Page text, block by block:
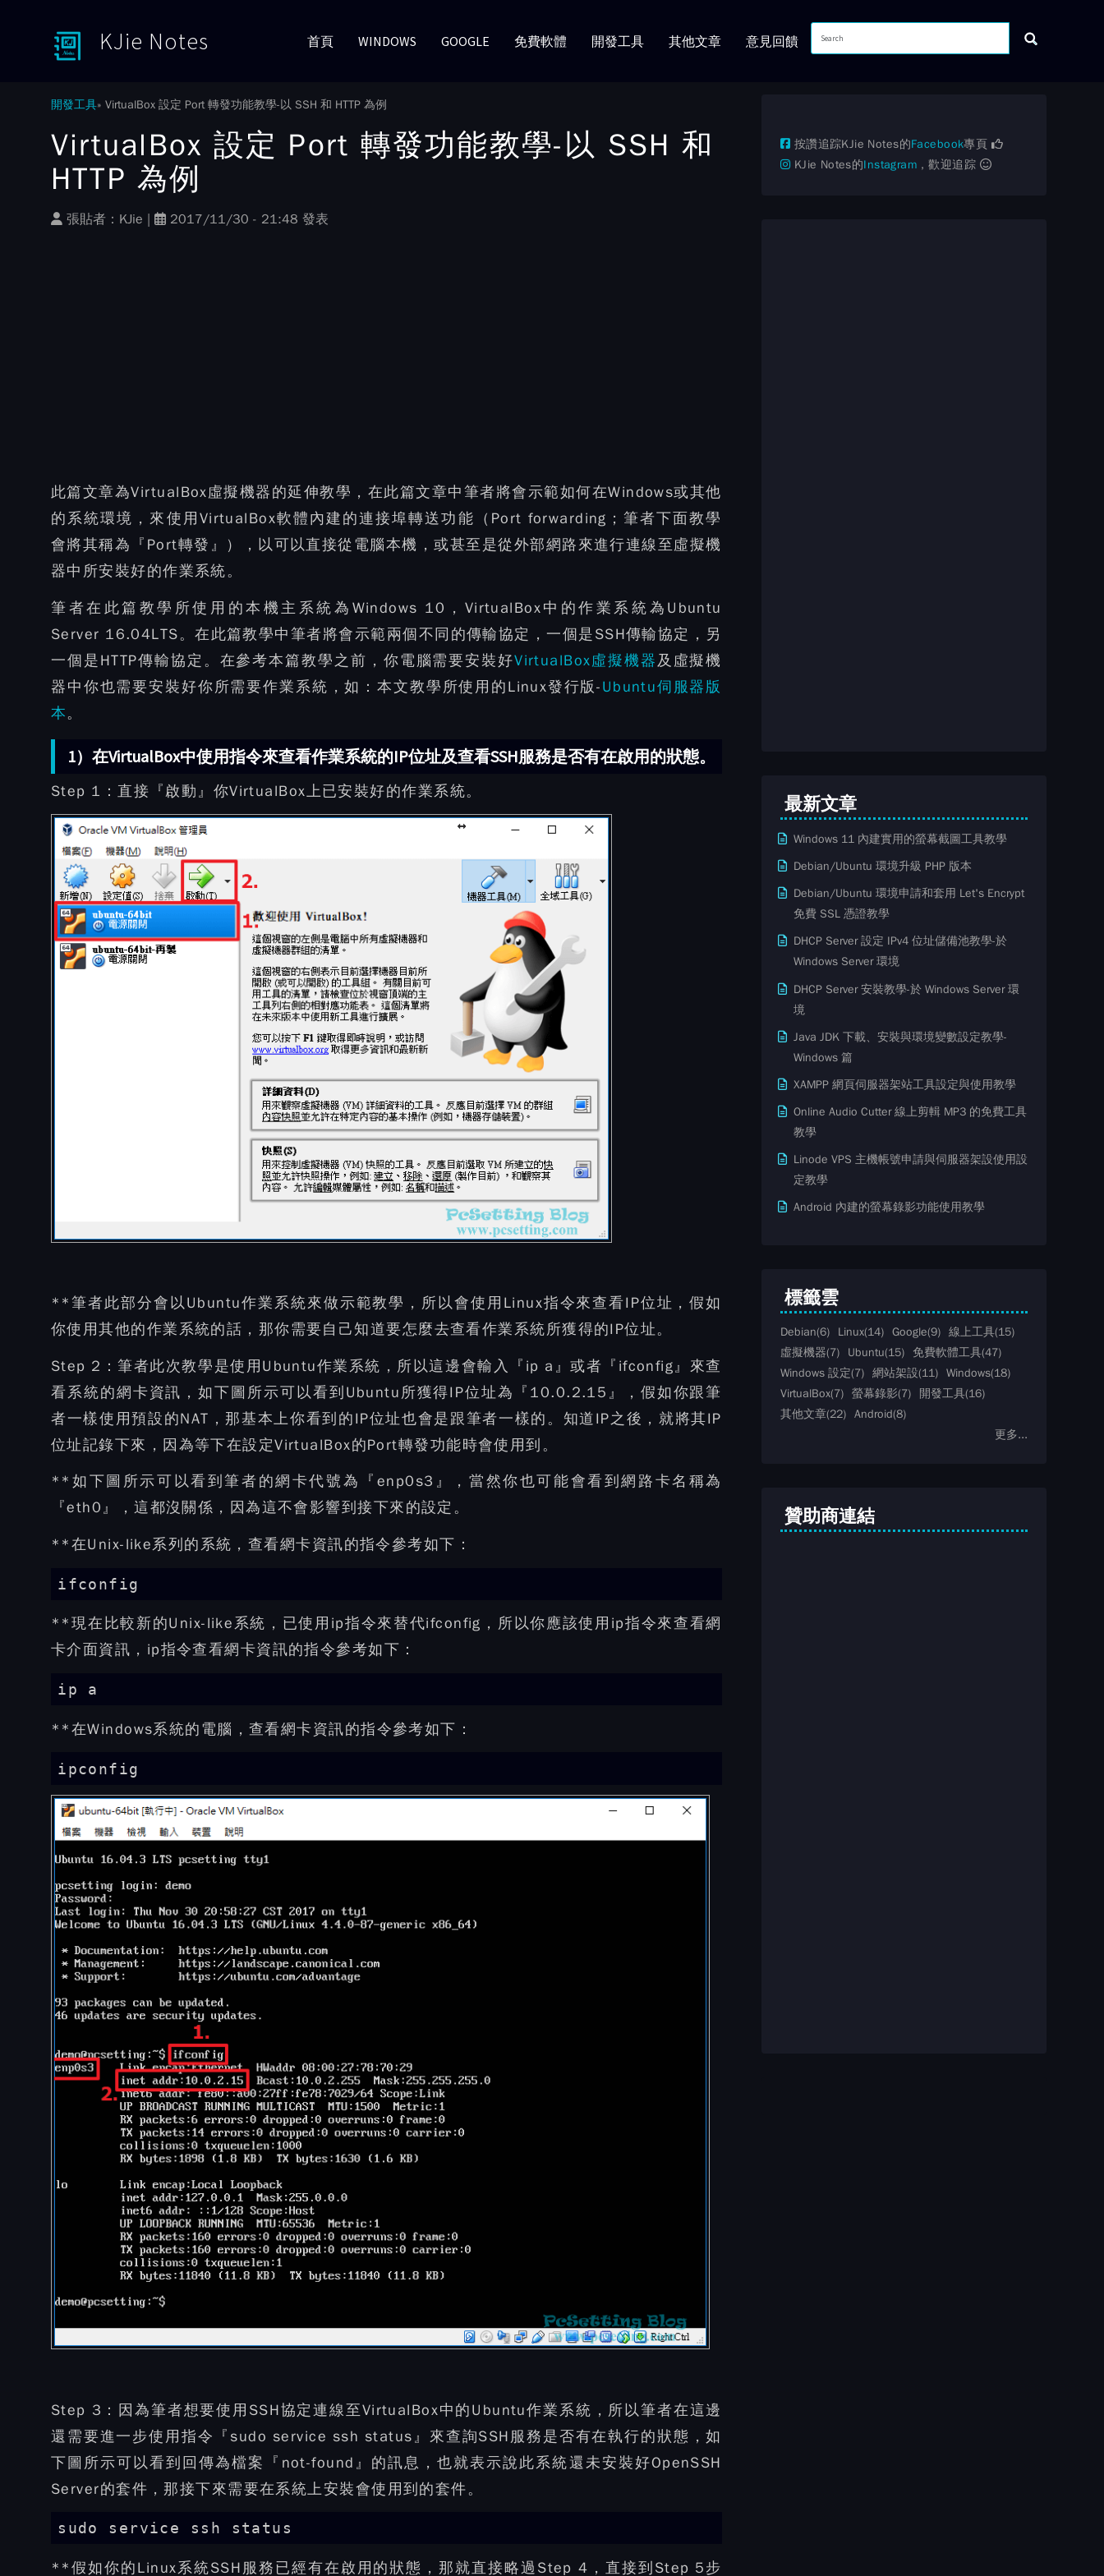
KJie Notes 首頁 WINDOWS GOOGLE 免費軟體 開發工具 其他文章 意見回饋
開發工具 VirtualBox 設定 Port 轉發功能教學-以 SSH 和 HTTP 為例
VirtualBox 設定 Port 轉發功能教學-以 SSH 和
HTTP 為例
張貼者： KJie 2017/11/30 - 21:48 發表
此篇文章為VirtualBox虛擬機器的延伸教學，在此篇文章中筆者將會示範如何在Windows或其他
的系統環境，來使用VirtualBox軟體內建的連接埠轉送功能（Port forwarding；筆者下面教學
會將其稱為『Port轉發』），以可以直接從電腦本機，或甚至是從外部網路來進行連線至虛擬機
器中所安裝好的作業系統。
筆者在此篇教學所使用的本機主系統為Windows 10，VirtualBox中的作業系統為Ubuntu
Server 16.04LTS。在此篇教學中筆者將會示範兩個不同的傳輸協定，一個是SSH傳輸協定，另
一個是HTTP傳輸協定。在參考本篇教學之前，你電腦需要安裝好VirtualBox虛擬機器及虛擬機
器中你也需要安裝好你所需要作業系統，如：本文教學所使用的Linux發行版-Ubuntu伺服器版
本。
1）在VirtualBox中使用指令來查看作業系統的IP位址及查看SSH服務是否有在啟用的狀態。
Step 1： 直接『啟動』你VirtualBox上已安裝好的作業系統。
**筆者此部分會以Ubuntu作業系統來做示範教學，所以會使用Linux指令來查看IP位址，假如
你使用其他的作業系統的話，那你需要自己知道要怎麼去查看作業系統所獲得的IP位址。
Step 2：筆者此次教學是使用Ubuntu作業系統，所以這邊會輸入『ip a』或者『ifconfig』來查
看系統的網卡資訊，如下圖所示可以看到Ubuntu所獲得IP位址為『10.0.2.15』，假如你跟筆
者一樣使用預設的NAT，那基本上你看到的IP位址也會是跟筆者一樣的。知道IP之後，就將其IP
位址記錄下來，因為等下在設定VirtualBox的Port轉發功能時會使用到。
**如下圖所示可以看到筆者的網卡代號為『enp0s3』，當然你也可能會看到網路卡名稱為
『eth0』，這都沒關係，因為這不會影響到接下來的設定。
**在Unix-like系列的系統，查看網卡資訊的指令參考如下：
ifconfig
**現在比較新的Unix-like系統，已使用ip指令來替代ifconfig，所以你應該使用ip指令來查看網
卡介面資訊，ip指令查看網卡資訊的指令參考如下：
ip a
**在Windows系統的電腦，查看網卡資訊的指令參考如下：
ipconfig
Step 3： 因為筆者想要使用SSH協定連線至VirtualBox中的Ubuntu作業系統，所以筆者在這邊
還需要進一步使用指令『sudo service ssh status』來查詢SSH服務是否有在執行的狀態，如
下圖所示可以看到回傳為檔案『not-found』的訊息，也就表示說此系統還未安裝好OpenSSH
Server的套件，那接下來需要在系統上安裝會使用到的套件。
sudo service ssh status
**假如你的Linux系統SSH服務已經有在啟用的狀態，那就直接略過Step 4，直接到Step 5步
按讚追踪KJie Notes的Facebook專頁
KJie Notes的Instagram ，歡迎追踪
最新文章
Windows 11 內建實用的螢幕截圖工具教學
Debian/Ubuntu 環境升級 PHP 版本
Debian/Ubuntu 環境申請和套用 Let's Encrypt
免費​ SSL ​​憑證教學
DHCP Server 設定 IPv4 位址儲備池教學-於
Windows Server 環境
DHCP Server 安裝教學-於 Windows Server 環
境
Java JDK 下載、安裝與環境變數設定教學-
Windows 篇
XAMPP 網頁伺服器架站工具設定與使用教學
Online Audio Cutter 線上剪輯 MP3 的免費工具
教學
Linode VPS 主機帳號申請與伺服器架設使用設
定教學
Android 內建的螢幕錄影功能使用教學
標籤雲
Debian(6) Linux(14) Google(9) 線上工具(15)
虛擬機器(7) Ubuntu(15) 免費軟體工具(47)
Windows 設定(7) 網站架設(11) Windows(18)
VirtualBox(7) 螢幕錄影(7) 開發工具(16)
其他文章(22) Android(8)
更多...
贊助商連結